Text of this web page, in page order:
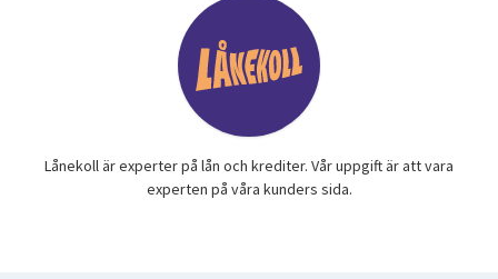
Lånekoll är experter på lån och krediter. Vår uppgift är att vara
experten på våra kunders sida.